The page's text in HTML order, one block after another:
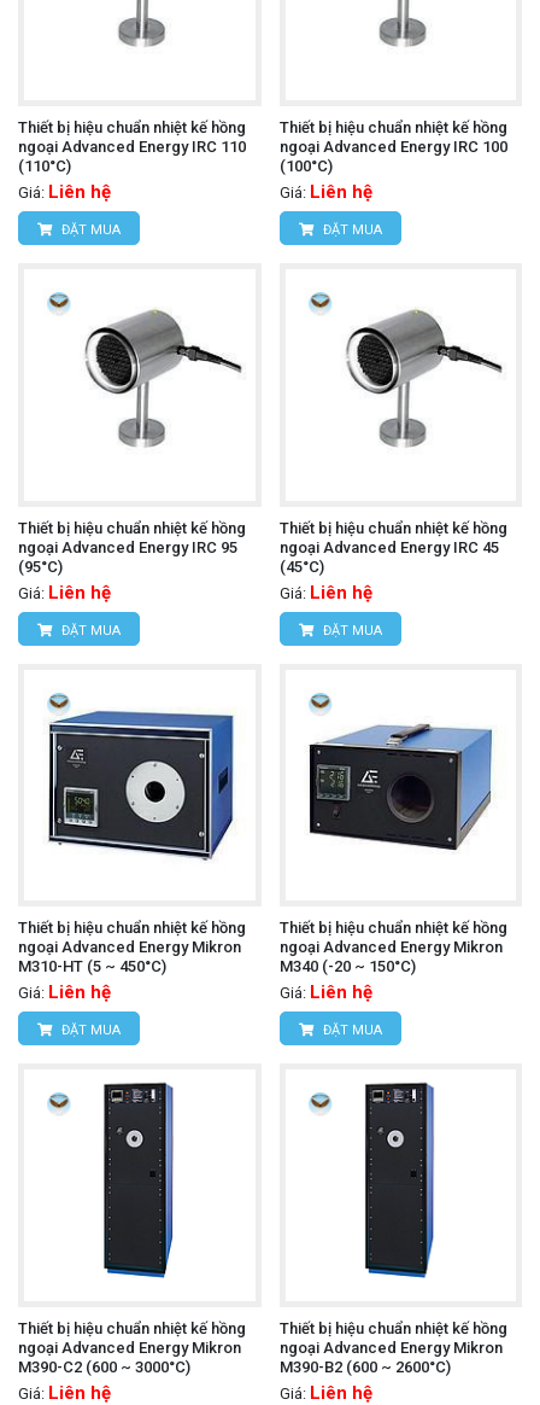
Thiết bị hiệu chuẩn nhiệt kế hồng
ngoại Advanced Energy IRC 110
(110°C)
Giá: Liên hệ
ĐẶT MUA
Thiết bị hiệu chuẩn nhiệt kế hồng
ngoại Advanced Energy IRC 100
(100°C)
Giá: Liên hệ
ĐẶT MUA
Thiết bị hiệu chuẩn nhiệt kế hồng
ngoại Advanced Energy IRC 95
(95°C)
Giá: Liên hệ
ĐẶT MUA
Thiết bị hiệu chuẩn nhiệt kế hồng
ngoại Advanced Energy IRC 45
(45°C)
Giá: Liên hệ
ĐẶT MUA
Thiết bị hiệu chuẩn nhiệt kế hồng
ngoại Advanced Energy Mikron
M310-HT (5 ~ 450°C)
Giá: Liên hệ
ĐẶT MUA
Thiết bị hiệu chuẩn nhiệt kế hồng
ngoại Advanced Energy Mikron
M340 (-20 ~ 150°C)
Giá: Liên hệ
ĐẶT MUA
Thiết bị hiệu chuẩn nhiệt kế hồng
ngoại Advanced Energy Mikron
M390-C2 (600 ~ 3000°C)
Giá: Liên hệ
Thiết bị hiệu chuẩn nhiệt kế hồng
ngoại Advanced Energy Mikron
M390-B2 (600 ~ 2600°C)
Giá: Liên hệ